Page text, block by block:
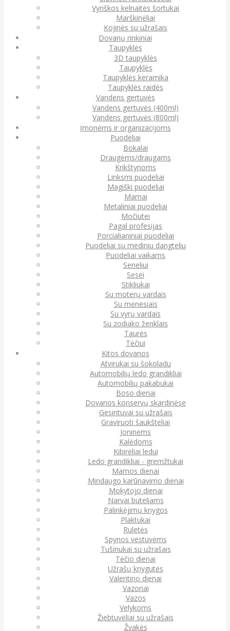
Vyriškos kelnaitės šortukai
Marškinėliai
Kojinės su užrašais
Dovanų rinkiniai
Taupyklės
3D taupyklės
Taupyklės
Taupyklės keramika
Taupyklės raidės
Vandens gertuvės
Vandens gertuvės (400ml)
Vandens gertuvės (800ml)
Įmonėms ir organizacijoms
Puodeliai
Bokalai
Draugėms/draugams
Krikštynoms
Linksmi puodeliai
Magiški puodeliai
Mamai
Metaliniai puodeliai
Močiutei
Pagal profesijas
Porcialianiniai puodeliai
Puodeliai su mediniu dangteliu
Puodeliai vaikams
Seneliui
Sesei
Stikliukai
Su moterų vardais
Su mėnesiais
Su vyrų vardais
Su zodiako ženklais
Taurės
Tėčiui
Kitos dovanos
Atvirukai su šokoladu
Automobilių ledo grandikliai
Automobilių pakabukai
Boso dienai
Dovanos konservų skardinėse
Gesintuvai su užrašais
Graviruoti šaukšteliai
Joninėms
Kalėdoms
Kibirėliai ledui
Ledo grandikliai - gremžtukai
Mamos dienai
Mindaugo karūnavimo dienai
Mokytojo dienai
Narvai buteliams
Palinkėjimų knygos
Plaktukai
Ruletės
Spynos vestuvėms
Tušinukai su užrašais
Tėčio dienai
Užrašų knygutės
Valentino dienai
Vazonai
Vazos
Velykoms
Žiebtuvėliai su užrašais
Žvakės